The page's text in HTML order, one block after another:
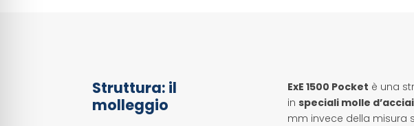
Struttura: il
molleggio
ExE 1500 Pocket è una
in speciali molle
mm invece della misura